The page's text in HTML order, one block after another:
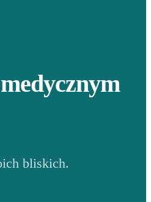
bliskich.